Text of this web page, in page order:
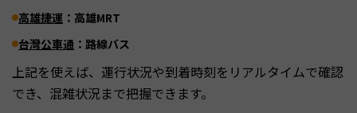
高雄捷運 ：高雄MRT
台灣公車通 ：路線バス
上記を使えば、運行状況や到着時刻をリアルタイムで確認
でき、混雑状況まで把握できます。